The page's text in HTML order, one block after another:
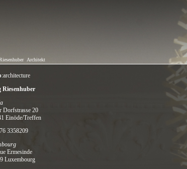
Architekt
:architecture
Riesenhuber
Dorfstrasse 20
Einöde/Treffen
3358209
Ermesinde
Luxembourg